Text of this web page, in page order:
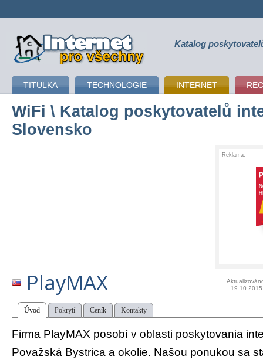
připojení k internetu Katalog
TITULKA TECHNOLOGIE INTERNET
WiFi \ Katalog poskytovatelů
Slovensko
Reklama:
PlayMAX
19.10.2015
Úvod Pokrytí Ceník Kontakty
Firma PlayMAX posobí v oblasti poskytovania
Považská Bystrica a okolie. Našou ponukou sa